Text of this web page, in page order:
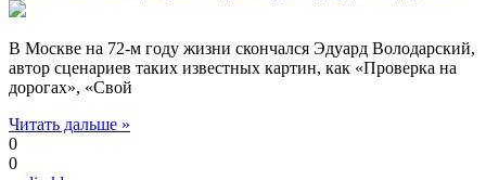
В Москве на 72-м году жизни скончался Эдуард Володарский,
автор сценариев таких известных картин, как «Проверка на
дорогах», «Свой
Читать дальше »
0
0